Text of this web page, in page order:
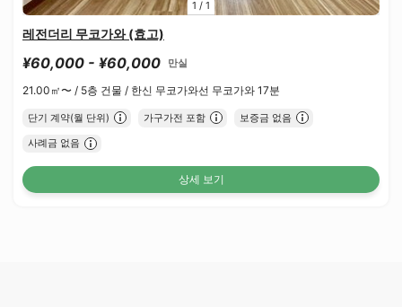
1 / 1
레전더리 무코가와 (효고)
¥60,000 - ¥60,000 만실
21.00㎡〜 / 5층 건물 / 한신 무코가와선 무코가와 17분
단기 계약(월 단위) 가구가전 포함 보증금 없음
사례금 없음
상세 보기